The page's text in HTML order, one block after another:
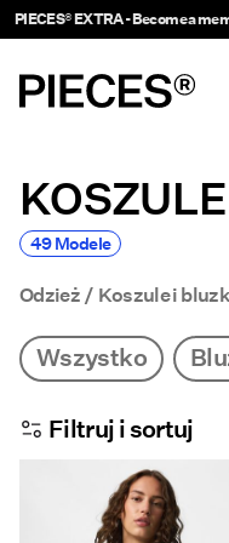
Delivery times will be longer
Nowości
Odzież
Akcesoria
Trendy
Shop The
KOSZULE
49 Modele
Odzież Koszule i
Wszystko
Filtruj i sortuj